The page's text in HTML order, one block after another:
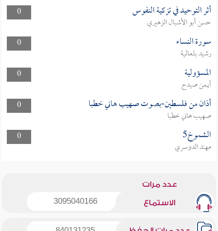
0
أثر التوحيد في تزكية النفوس
حسن أبو الأشبال الزهيري
0
سورة النساء
رشيد بلعالية
0
المسؤولية
أيمن صيدح
0
أذان من فلسطين-بصوت صهيب هاني خطبا
صهيب هاني خطبا
0
الشموخ5
مهند الدوسري
عدد مرات
الاستماع 3095040166